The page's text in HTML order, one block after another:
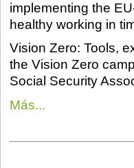
implementing the
healthy working in
Vision Zero: Tools,
the Vision Zero
Social Security
Más...